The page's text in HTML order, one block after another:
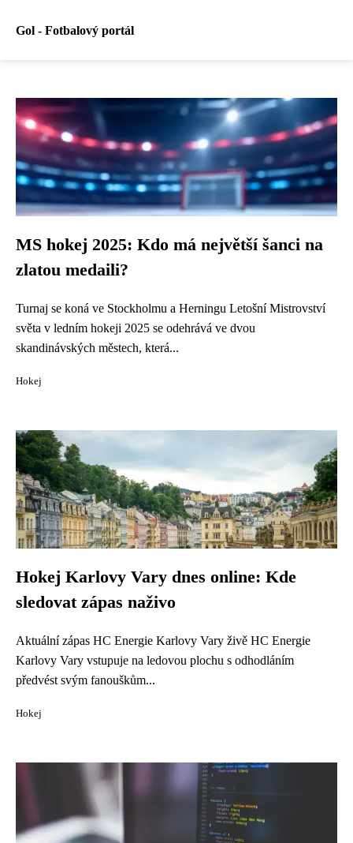
Gol - Fotbalový portál
MS hokej 2025: Kdo má největší šanci na
zlatou medaili?
Turnaj se koná ve Stockholmu a Herningu Letošní Mistrovství
světa v ledním hokeji 2025 se odehrává ve dvou
skandinávských městech, která...
Hokej
Hokej Karlovy Vary dnes online: Kde
sledovat zápas naživo
Aktuální zápas HC Energie Karlovy Vary živě HC Energie
Karlovy Vary vstupuje na ledovou plochu s odhodláním
předvést svým fanouškům...
Hokej